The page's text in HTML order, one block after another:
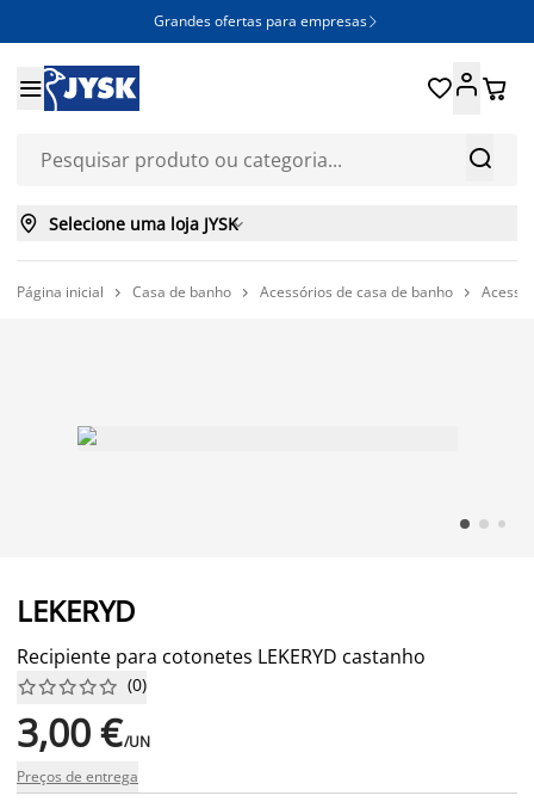
Grandes ofertas para empresas 


 
 Selecione uma loja JYSK
Página inicial  Casa de banho  Acessórios de casa de banho 
LEKERYD
Recipiente para cotonetes LEKERYD castanho





 (0)
3,00 €/UN
Preços de entrega